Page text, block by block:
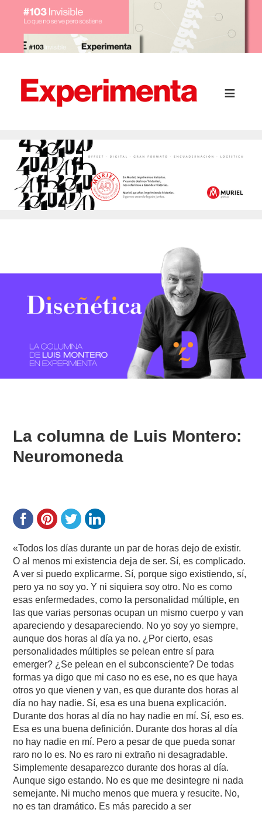
La columna de Luis Montero:
Neuromoneda
«Todos los días durante un par de horas dejo de existir.
O al menos mi existencia deja de ser. Sí, es complicado.
A ver si puedo explicarme. Sí, porque sigo existiendo, sí,
pero ya no soy yo. Y ni siquiera soy otro. No es como
esas enfermedades, como la personalidad múltiple, en
las que varias personas ocupan un mismo cuerpo y van
apareciendo y desapareciendo. No yo soy yo siempre,
aunque dos horas al día ya no. ¿Por cierto, esas
personalidades múltiples se pelean entre sí para
emerger? ¿Se pelean en el subconsciente? De todas
formas ya digo que mi caso no es ese, no es que haya
otros yo que vienen y van, es que durante dos horas al
día no hay nadie. Sí, esa es una buena explicación.
Durante dos horas al día no hay nadie en mí. Sí, eso es.
Esa es una buena definición. Durante dos horas al día
no hay nadie en mí. Pero a pesar de que pueda sonar
raro no lo es. No es raro ni extraño ni desagradable.
Simplemente desaparezco durante dos horas al día.
Aunque sigo estando. No es que me desintegre ni nada
semejante. Ni mucho menos que muera y resucite. No,
no es tan dramático. Es más parecido a ser